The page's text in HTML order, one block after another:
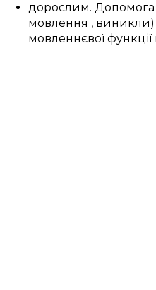
дорослим.
мовлення , виникли)
мовленнєвої функції